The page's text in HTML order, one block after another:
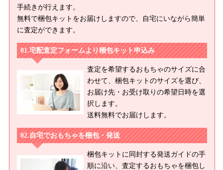
手続きが行えます。
無料で梱包キットをお届けしますので、自宅にいながら簡単
に査定ができます。
宅配査定フォームより梱包キット申込み
査定を希望するおもちゃのサイズに合
わせて、梱包キットのサイズを選び、
お届け先・お受け取りの希望日時を選
択します。
送料無料でお届けします。
自宅でおもちゃを梱包・発送
梱包キットに同封する発送ガイドの手
順に沿い、査定するおもちゃを梱包し